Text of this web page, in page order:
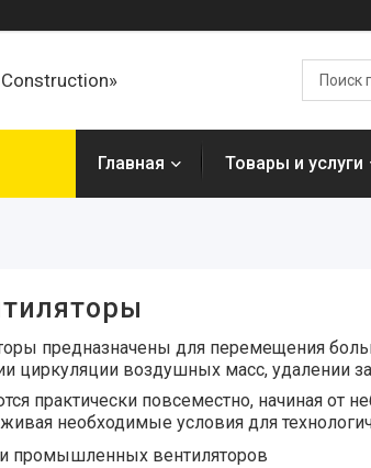
Главная Товары и услуги
предназначены для перемещения
циркуляции воздушных масс, удалении
практически повсеместно, начиная
необходимые условия для
промышленных вентиляторов